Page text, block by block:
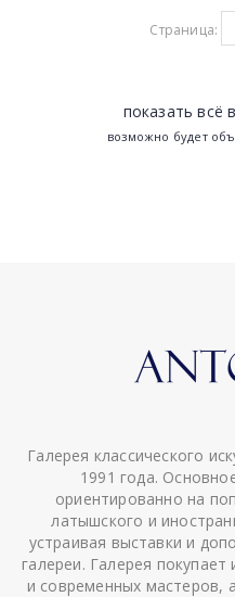
Страница:
показать всё
возможно будет
Галерея классического
1991 года.
ориентированно на
латышского и
устраивая выставки и
галереи. Галерея
и современных мастеров,